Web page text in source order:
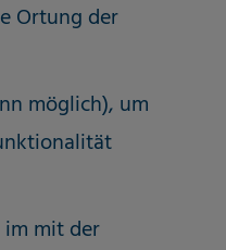
Ortung der
möglich), um
im mit der